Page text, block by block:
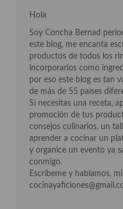
Hola
Soy Concha Bernad
este blog, me encanta
productos de todos los
incorporarlos como
por eso este blog es tan
de más de 55 países
Si necesitas una receta,
promoción de tus
consejos culinarios, un
aprender a cocinar un
y organice un evento ya
conmigo.
Escríbeme y hablamos,